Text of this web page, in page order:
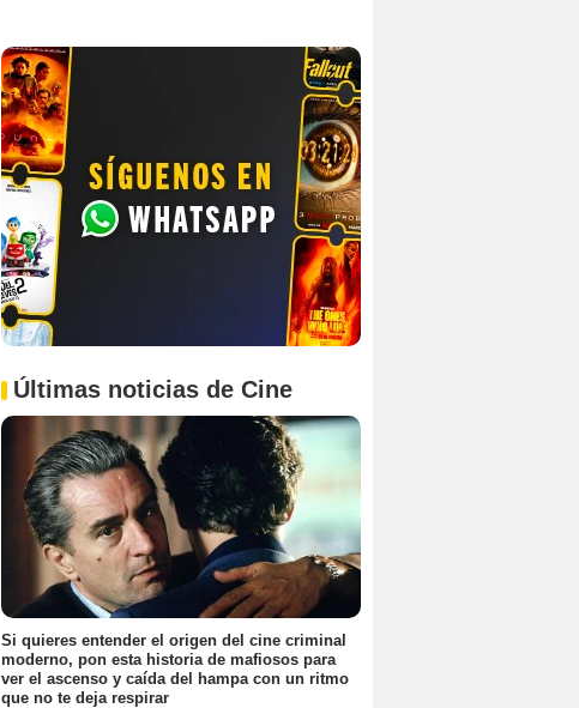
Últimas noticias de Cine
Si quieres entender el origen del cine criminal
moderno, pon esta historia de mafiosos para
ver el ascenso y caída del hampa con un ritmo
que no te deja respirar